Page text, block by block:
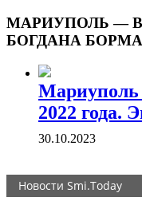
МАРИУПОЛЬ —
БОГДАНА
Мариуполь
2022 года.
30.10.2023